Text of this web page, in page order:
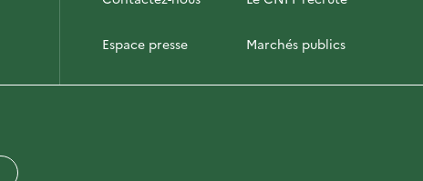
Espace presse Marchés publics
PhotoFor Briefly in English